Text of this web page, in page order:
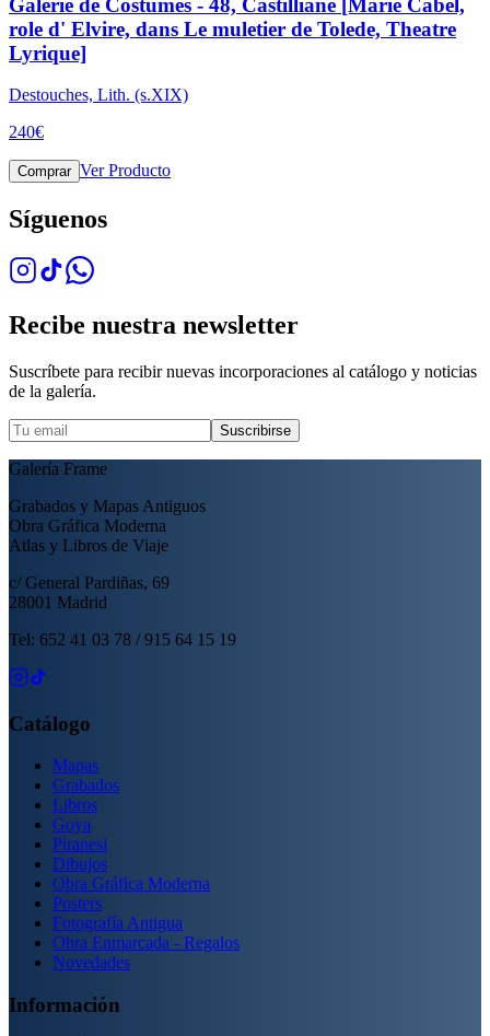
role d' Elvire, dans Le muletier de Tolede, Theatre
Lyrique]
Destouches, Lith. (s.XIX)
240€
Comprar Ver Producto
Síguenos
Recibe nuestra newsletter
Suscríbete para recibir nuevas incorporaciones al catálogo y noticias
de la galería.
Suscribirse
Galería Frame
Grabados y Mapas Antiguos
Obra Gráfica Moderna
Atlas y Libros de Viaje
c/ General Pardiñas, 69
28001 Madrid
Tel: 652 41 03 78 / 915 64 15 19
Catálogo
Mapas
Grabados
Libros
Goya
Piranesi
Dibujos
Obra Gráfica Moderna
Posters
Fotografía Antigua
Obra Enmarcada - Regalos
Novedades
Información